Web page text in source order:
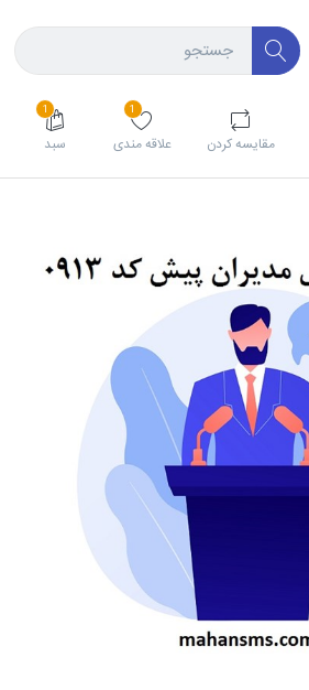
مقايسه كردن
1
علاقه مندی
1
سبد